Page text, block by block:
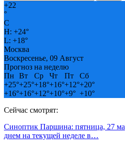
+22
°
C
H: +24°
L: +18°
Москва
Воскресенье, 09 Август
Прогноз на неделю
Пн
Вт Ср Чт Пт
Сб
+25°+25°+18°+16°+12°+20°
+16°+16°+12°+10°+9° +10°
Сейчас смотрят:
Синоптик Паршина: пятница, 27
днем на текущей неделе в…